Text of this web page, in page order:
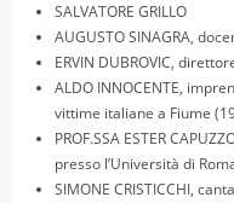
SALVATORE GRILLO
AUGUSTO SINAGRA,
ERVIN DUBROVIC,
ALDO INNOCENTE,
vittime italiane a Fiume
PROF.SSA ESTER
presso l’Università di
SIMONE CRISTICCHI,